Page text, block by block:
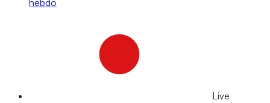
hebdo
Live